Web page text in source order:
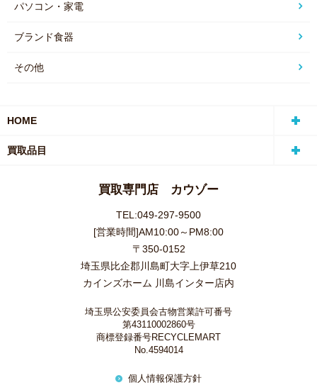
パソコン・家電
ブランド食器
その他
HOME
買取品目
買取専門店 カウゾー
TEL:049-297-9500
[営業時間]AM10:00～PM8:00
〒350-0152
埼玉県比企郡川島町大字上伊草210
カインズホーム 川島インター店内
埼玉県公安委員会古物営業許可番号
第43110002860号
商標登録番号RECYCLEMART
No.4594014
個人情報保護方針